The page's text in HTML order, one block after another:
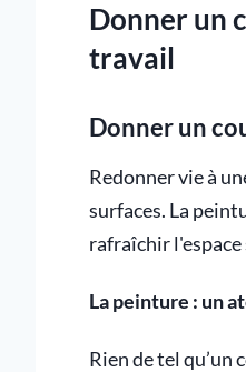
Donner un
travail
Donner un
Redonner vie à
surfaces. La
rafraîchir l'espace
La peinture : un
Rien de tel qu’un